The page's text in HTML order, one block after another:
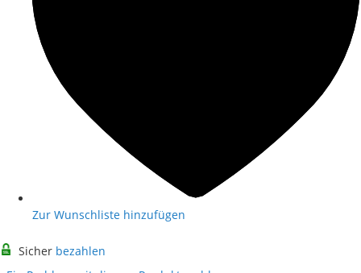
Zur Wunschliste hinzufügen
Sicher bezahlen